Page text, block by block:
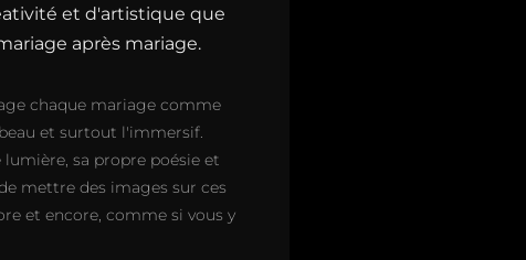
et d'artistique que
après mariage.
chaque mariage comme
et surtout l'immersif.
sa propre poésie et
mettre des images sur ces
et encore, comme si vous y